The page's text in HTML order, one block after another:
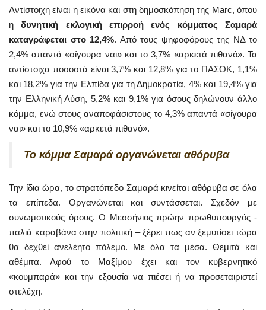
Αντίστοιχη είναι η εικόνα και στη δημοσκόπηση της Marc, όπου
ηδυνητική εκλογική επιρροή ενός κόμματος Σαμαρά
καταγράφεται στο 12,4%. Από τους ψηφοφόρους της ΝΔ το
2,4% απαντά «σίγουρα ναι» και το 3,7% «αρκετά πιθανό». Τα
αντίστοιχα ποσοστά είναι 3,7% και 12,8% για το ΠΑΣΟΚ, 1,1%
και 18,2% για την Ελπίδα για τη Δημοκρατία, 4% και 19,4% για
την Ελληνική Λύση, 5,2% και 9,1% για όσους δηλώνουν άλλο
κόμμα, ενώ στους αναποφάσιστους το 4,3% απαντά «σίγουρα
ναι» και το 10,9% «αρκετά πιθανό».
Το κόμμα Σαμαρά οργανώνεται αθόρυβα
Την ίδια ώρα, το στρατόπεδο Σαμαρά κινείται αθόρυβα σε όλα
τα επίπεδα. Οργανώνεται και συντάσσεται. Σχεδόν με
συνωμοτικούς όρους. Ο Μεσσήνιος πρώην πρωθυπουργός -
παλιά καραβάνα στην πολιτική – ξέρει πως αν ξεμυτίσει τώρα
θα δεχθεί ανελέητο πόλεμο. Με όλα τα μέσα. Θεμιτά και
αθέμιτα. Αφού το Μαξίμου έχει και τον κυβερνητικό
«κουμπαρά» και την εξουσία να πιέσει ή να προσεταιριστεί
στελέχη.